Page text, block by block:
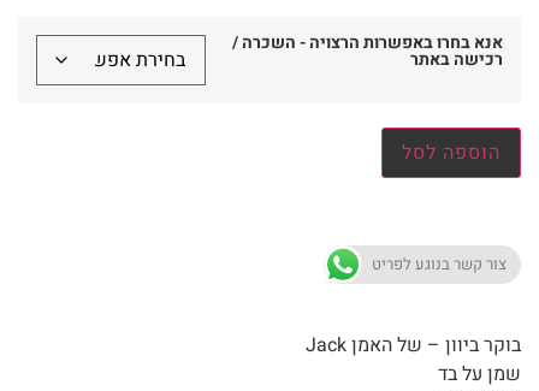
אנא בחרו באפשרות הרצויה - השכרה /
רכישה באתר
הוספה לסל
צור קשר בנוגע לפריט
בוקר ביוון – של האמן Jack
שמן על בד